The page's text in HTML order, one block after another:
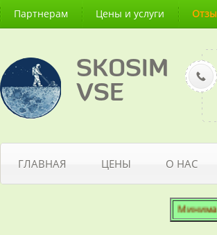
Партнерам Цены и услуги
SKOSIM
VSE
ГЛАВНАЯ ЦЕНЫ О НАС